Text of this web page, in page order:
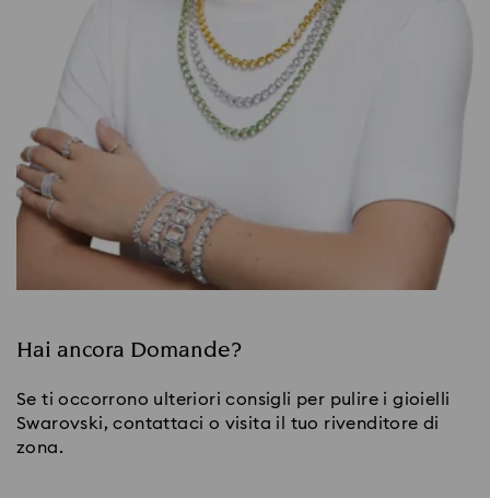
Hai ancora Domande?
Se ti occorrono ulteriori consigli per pulire i gioielli
Swarovski, contattaci o visita il tuo rivenditore di
zona.